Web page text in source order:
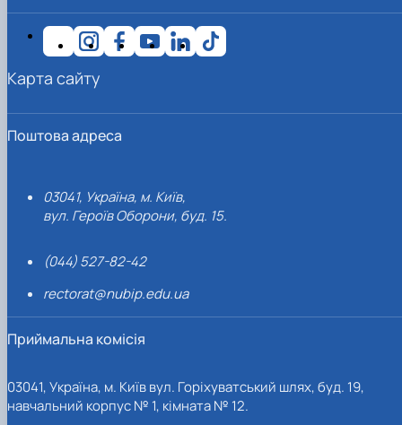
Поштова адреса
03041, Україна, м. Київ,
вул. Героїв Оборони, буд. 15.
(044) 527-82-42
rectorat@nubip.edu.ua
Приймальна комісія
03041, Україна, м. Київ вул. Горіхуватський шлях, буд. 19,
навчальний корпус № 1, кімната № 12.
Карта сайту